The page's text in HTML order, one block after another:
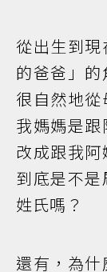
從出生到
的爸爸」
很自然地從
我媽媽是
改成跟我
到底是不
姓氏嗎？
還有，為什